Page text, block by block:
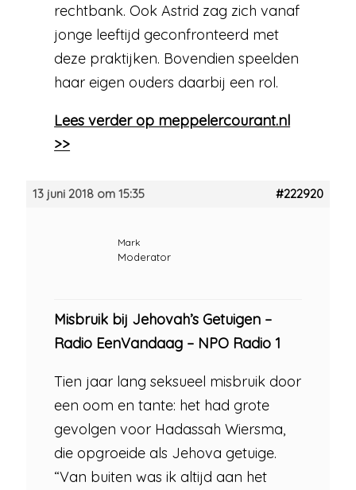
rechtbank. Ook Astrid zag zich vanaf
jonge leeftijd geconfronteerd met
deze praktijken. Bovendien speelden
haar eigen ouders daarbij een rol.
Lees verder op meppelercourant.nl
>>
13 juni 2018 om 15:35 #222920
Mark
Moderator
Misbruik bij Jehovah’s Getuigen –
Radio EenVandaag – NPO Radio 1
Tien jaar lang seksueel misbruik door
een oom en tante: het had grote
gevolgen voor Hadassah Wiersma,
die opgroeide als Jehova getuige.
“Van buiten was ik altijd aan het